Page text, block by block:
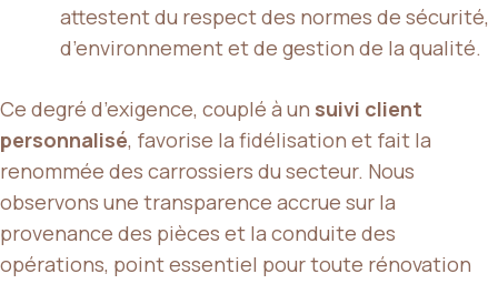
attestent du respect des normes de sécurité,
d’environnement et de gestion de la qualité.
Ce degré d’exigence, couplé à un suivi client
personnalisé, favorise la fidélisation et fait la
renommée des carrossiers du secteur. Nous
observons une transparence accrue sur la
provenance des pièces et la conduite des
opérations, point essentiel pour toute rénovation